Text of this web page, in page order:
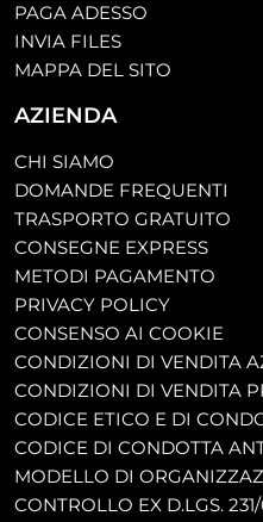
PAGA ADESSO
INVIA FILES
MAPPA DEL SITO
AZIENDA
CHI SIAMO
DOMANDE FREQUENTI
TRASPORTO GRATUITO
CONSEGNE EXPRESS
METODI PAGAMENTO
PRIVACY POLICY
CONSENSO AI COOKIE
CONDIZIONI DI VENDITA
CONDIZIONI DI VENDITA
CODICE ETICO E DI
CODICE DI CONDOTTA
MODELLO DI
CONTROLLO EX D.LGS. 231/